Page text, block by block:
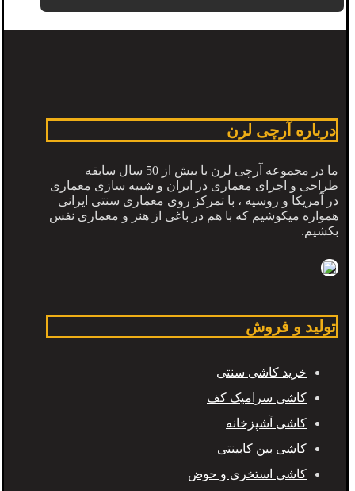
درباره آرچی لرن
ما در مجموعه آرچی لرن با بیش از 50 سال سابقه
طراحی و اجرای معماری در ایران و شبیه سازی معماری
در آمریکا و روسیه ، با تمرکز روی معماری سنتی ایرانی
همواره میکوشیم که با هم در باغی از هنر و معماری نفس
بکشیم.
تولید و فروش
خرید کاشی سنتی
کاشی سرامیک کف
کاشی آشپزخانه
کاشی بین کابینتی
کاشی استخری و حوض